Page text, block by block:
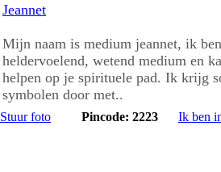
Jeannet
Mijn naam is medium jeannet, ik ben
heldervoelend, wetend medium en
helpen op je spirituele pad. Ik krijg
symbolen door met..
Stuur foto Pincode: 2223 Ik ben